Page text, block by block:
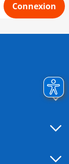
Connexion